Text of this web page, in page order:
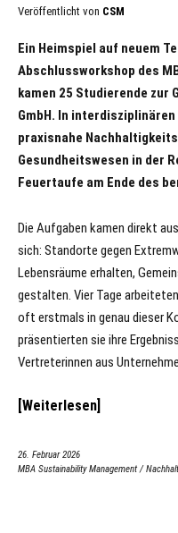
Veröffentlicht von CSM
Ein Heimspiel auf neuem
Abschlussworkshop des
kamen 25 Studierende zur
GmbH. In
praxisnahe
Gesundheitswesen in der
Feuertaufe am Ende des
Die Aufgaben kamen direkt
sich: Standorte gegen
Lebensräume erhalten,
gestalten. Vier Tage
oft erstmals in genau dieser
präsentierten sie ihre
Vertreterinnen aus
Weiterlesen
26. Februar 2026
MBA Sustainability Management/